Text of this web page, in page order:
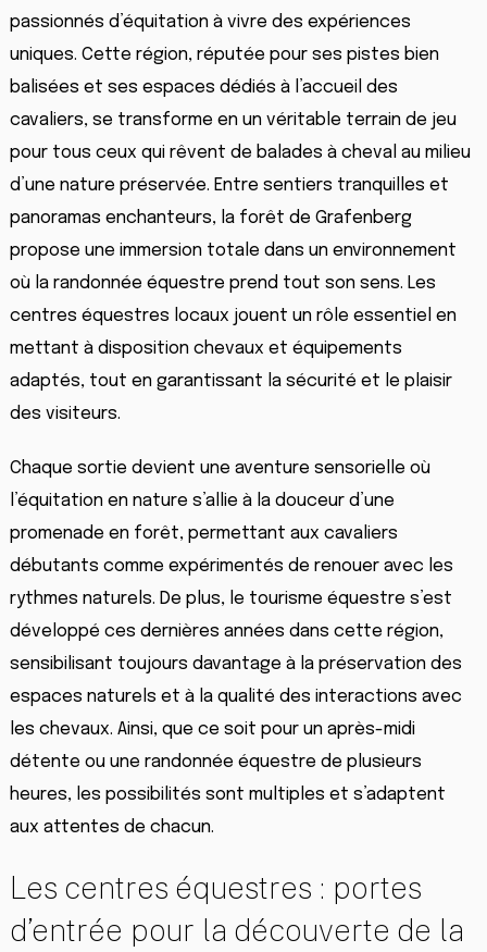
passionnés d’équitation à vivre des expériences
uniques. Cette région, réputée pour ses pistes bien
balisées et ses espaces dédiés à l’accueil des
cavaliers, se transforme en un véritable terrain de jeu
pour tous ceux qui rêvent de balades à cheval au milieu
d’une nature préservée. Entre sentiers tranquilles et
panoramas enchanteurs, la forêt de Grafenberg
propose une immersion totale dans un environnement
où la randonnée équestre prend tout son sens. Les
centres équestres locaux jouent un rôle essentiel en
mettant à disposition chevaux et équipements
adaptés, tout en garantissant la sécurité et le plaisir
des visiteurs.
Chaque sortie devient une aventure sensorielle où
l’équitation en nature s’allie à la douceur d’une
promenade en forêt, permettant aux cavaliers
débutants comme expérimentés de renouer avec les
rythmes naturels. De plus, le tourisme équestre s’est
développé ces dernières années dans cette région,
sensibilisant toujours davantage à la préservation des
espaces naturels et à la qualité des interactions avec
les chevaux. Ainsi, que ce soit pour un après-midi
détente ou une randonnée équestre de plusieurs
heures, les possibilités sont multiples et s’adaptent
aux attentes de chacun.
Les centres équestres : portes
d’entrée pour la découverte de la